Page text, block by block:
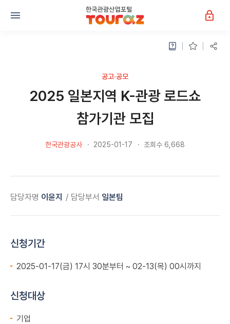
공고·공모
2025 일본지역 K-관광 로드쇼
참가기관 모집
한국관광공사 2025-01-17 조회수 6,668
담당자명 이윤지 담당부서 일본팀
신청기간
2025-01-17(금) 17시 30분부터 ~ 02-13(목) 00시까지
신청대상
기업